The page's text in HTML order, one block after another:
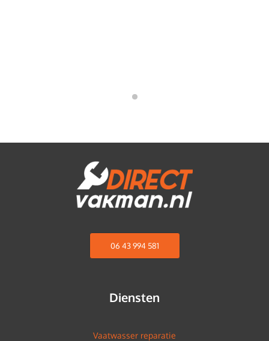
06 43 994 581
Diensten
Vaatwasser reparatie